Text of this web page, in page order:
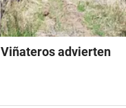
advierten